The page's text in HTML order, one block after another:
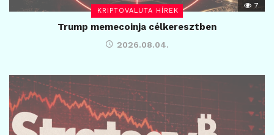
KRIPTOVALUTA HÍREK
7
Trump memecoinja célkeresztben
2026.08.04.